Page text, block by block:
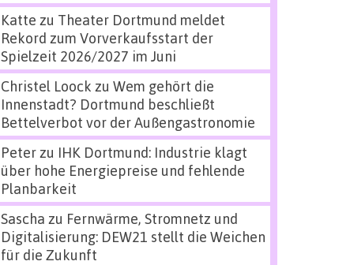
Katte zu Theater Dortmund meldet
Rekord zum Vorverkaufsstart der
Spielzeit 2026/2027 im Juni
Christel Loock zu Wem gehört die
Innenstadt? Dortmund beschließt
Bettelverbot vor der Außengastronomie
Peterzu IHK Dortmund: Industrie klagt
über hohe Energiepreise und fehlende
Planbarkeit
Sascha zu Fernwärme, Stromnetz und
Digitalisierung: DEW21 stellt die Weichen
für die Zukunft